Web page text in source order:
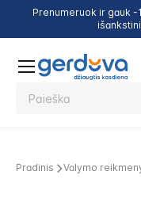
Prenumeruok ir gauk
Pradinis Valymo